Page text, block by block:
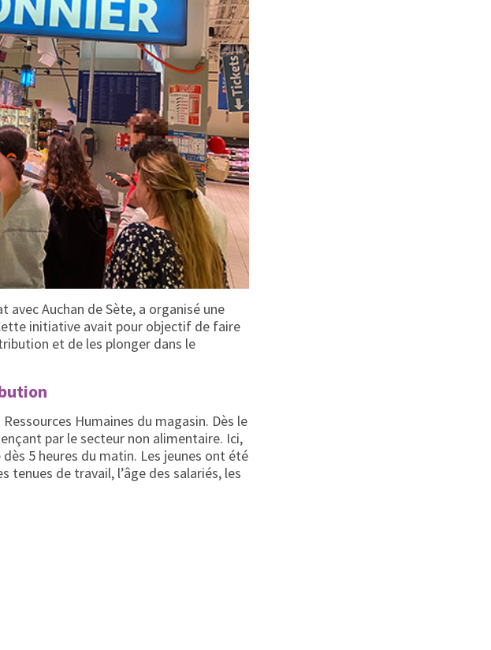
avec Auchan de Sète, a organisé une
initiative avait pour objectif de faire
et de les plonger dans le
Humaines du magasin. Dès le
par le secteur non alimentaire. Ici,
5 heures du matin. Les jeunes ont été
de travail, l’âge des salariés, les